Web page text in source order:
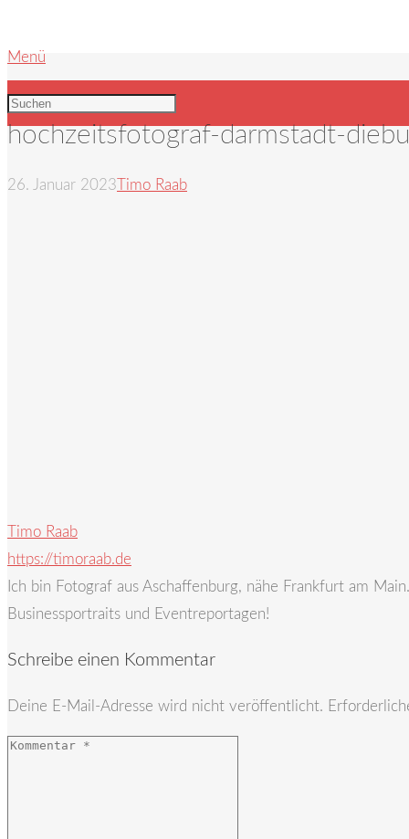
Menü
hochzeitsfotograf-darmstadt-
26. Januar 2023 Timo Raab
Timo Raab
https://timoraab.de
Ich bin Fotograf aus Aschaffenburg, nähe Frankfurt am
Businessportraits und Eventreportagen!
Schreibe einen Kommentar
Deine E-Mail-Adresse wird nicht veröffentlicht.